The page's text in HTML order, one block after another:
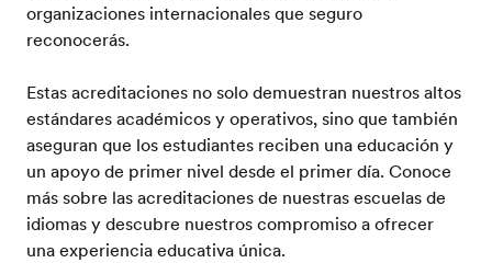
organizaciones internacionales que seguro
reconocerás.
Estas acreditaciones no solo demuestran nuestros altos
estándares académicos y operativos, sino que también
aseguran que los estudiantes reciben una educación y
un apoyo de primer nivel desde el primer día. Conoce
más sobre las acreditaciones de nuestras escuelas de
idiomas y descubre nuestros compromiso a ofrecer
una experiencia educativa única.